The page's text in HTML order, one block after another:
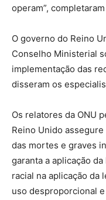
operam”,
O governo do Reino
Conselho Ministerial
implementação das
disseram os
Os relatores da ONU
Reino Unido
das mortes e graves
garanta a aplicação
racial na aplicação da
uso desproporcional